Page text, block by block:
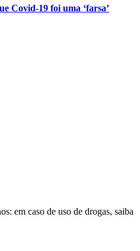
Covid-19 foi uma ‘farsa’
em caso de uso de drogas, saiba